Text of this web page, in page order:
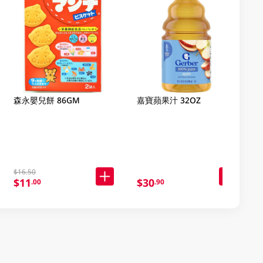
森永嬰兒餅 86GM
$16.50
$11.00
嘉寶蘋果汁 32OZ
$30.90